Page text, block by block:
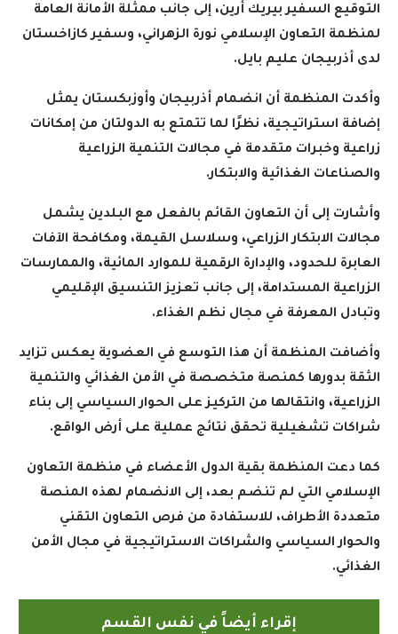
التوقيع السفير بيريك أرين، إلى جانب ممثلة الأمانة العامة
لمنظمة التعاون الإسلامي نورة الزهراني، وسفير كازاخستان
لدى أذربيجان عليم بايل.
وأكدت المنظمة أن انضمام أذربيجان وأوزبكستان يمثل
إضافة استراتيجية، نظرًا لما تتمتع به الدولتان من إمكانات
زراعية وخبرات متقدمة في مجالات التنمية الزراعية
والصناعات الغذائية والابتكار.
وأشارت إلى أن التعاون القائم بالفعل مع البلدين يشمل
مجالات الابتكار الزراعي، وسلاسل القيمة، ومكافحة الآفات
العابرة للحدود، والإدارة الرقمية للموارد المائية، والممارسات
الزراعية المستدامة، إلى جانب تعزيز التنسيق الإقليمي
وتبادل المعرفة في مجال نظم الغذاء.
وأضافت المنظمة أن هذا التوسع في العضوية يعكس تزايد
الثقة بدورها كمنصة متخصصة في الأمن الغذائي والتنمية
الزراعية، وانتقالها من التركيز على الحوار السياسي إلى بناء
شراكات تشغيلية تحقق نتائج عملية على أرض الواقع.
كما دعت المنظمة بقية الدول الأعضاء في منظمة التعاون
الإسلامي التي لم تنضم بعد، إلى الانضمام لهذه المنصة
متعددة الأطراف، للاستفادة من فرص التعاون التقني
والحوار السياسي والشراكات الاستراتيجية في مجال الأمن
الغذائي.
إقراء أيضاً في نفس القسم